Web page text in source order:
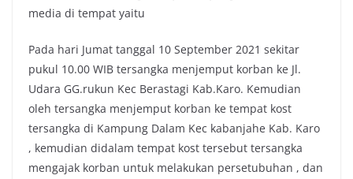
media di tempat yaitu
Pada hari Jumat tanggal 10 September 2021 sekitar
pukul 10.00 WIB tersangka menjemput korban ke Jl.
Udara GG.rukun Kec Berastagi Kab.Karo. Kemudian
oleh tersangka menjemput korban ke tempat kost
tersangka di Kampung Dalam Kec kabanjahe Kab. Karo
, kemudian didalam tempat kost tersebut tersangka
mengajak korban untuk melakukan persetubuhan , dan